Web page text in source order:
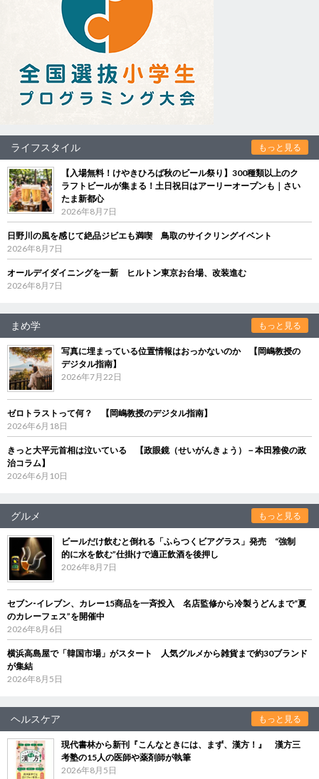
ライフスタイル もっと見る
【入場無料！けやきひろば秋のビール祭り】300種類以上のク
ラフトビールが集まる！土日祝日はアーリーオープンも｜さい
たま新都心
2026年8月7日
日野川の風を感じて絶品ジビエも満喫 鳥取のサイクリングイベント
2026年8月7日
オールデイダイニングを一新 ヒルトン東京お台場、改装進む
2026年8月7日
まめ学 もっと見る
写真に埋まっている位置情報はおっかないのか 【岡嶋教授の
デジタル指南】
2026年7月22日
ゼロトラストって何？ 【岡嶋教授のデジタル指南】
2026年6月18日
きっと大平元首相は泣いている 【政眼鏡（せいがんきょう）－本田雅俊の政
治コラム】
2026年6月10日
グルメ もっと見る
ビールだけ飲むと倒れる「ふらつくビアグラス」発売 “強制
的に水を飲む”仕掛けで適正飲酒を後押し
2026年8月7日
セブン‐イレブン、カレー15商品を一斉投入 名店監修から冷製うどんまで“夏
のカレーフェス”を開催中
2026年8月6日
横浜高島屋で「韓国市場」がスタート 人気グルメから雑貨まで約30ブランド
が集結
2026年8月5日
ヘルスケア もっと見る
現代書林から新刊『こんなときには、まず、漢方！』 漢方三
考塾の15人の医師や薬剤師が執筆
2026年8月5日